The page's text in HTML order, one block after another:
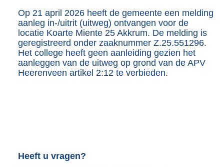
Op 21 april 2026 heeft de gemeente een melding
aanleg in-/uitrit (uitweg) ontvangen voor de
locatie Koarte Miente 25 Akkrum. De melding is
geregistreerd onder zaaknummer Z.25.551296.
Het college heeft geen aanleiding gezien het
aanleggen van de uitweg op grond van de APV
Heerenveen artikel 2:12 te verbieden.
Heeft u vragen?